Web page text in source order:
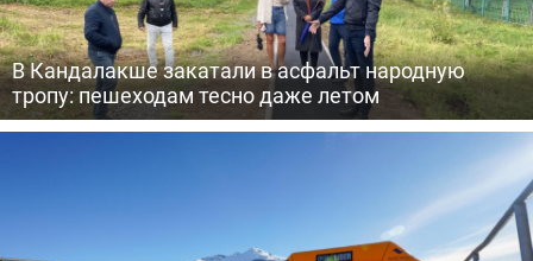
В Кандалакше закатали в асфальт народную
тропу: пешеходам тесно даже летом